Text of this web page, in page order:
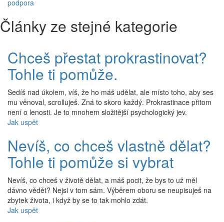
podpora
Články ze stejné kategorie
Chceš přestat prokrastinovat?
Tohle ti pomůže.
Sedíš nad úkolem, víš, že ho máš udělat, ale místo toho, aby ses
mu věnoval, scrolluješ. Zná to skoro každý. Prokrastinace přitom
není o lenosti. Je to mnohem složitější psychologický jev.
Jak uspět
Nevíš, co chceš vlastně dělat?
Tohle ti pomůže si vybrat
Nevíš, co chceš v životě dělat, a máš pocit, že bys to už měl
dávno vědět? Nejsi v tom sám. Výběrem oboru se neupisuješ na
zbytek života, i když by se to tak mohlo zdát.
Jak uspět